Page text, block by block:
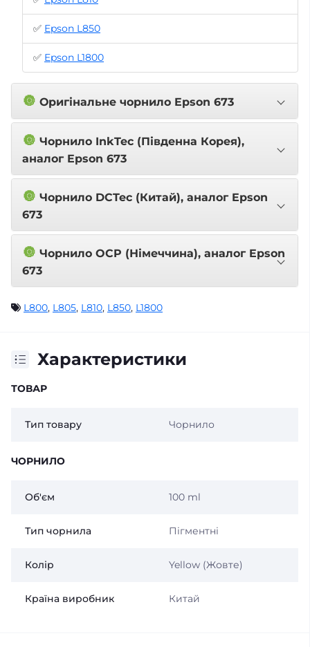
✅ Epson L850
✅ Epson L1800
🔘 Оригінальне чорнило Epson 673
🔘 Чорнило InkTec (Південна Корея),
аналог Epson 673
🔘 Чорнило DCTec (Китай), аналог Epson
673
🔘 Чорнило OCP (Німеччина), аналог Epson
673
L800, L805, L810, L850, L1800
Характеристики
ТОВАР
Тип товару Чорнило
ЧОРНИЛО
Об'єм 100 ml
Тип чорнила Пігментні
Колір Yellow (Жовте)
Країна виробник Китай